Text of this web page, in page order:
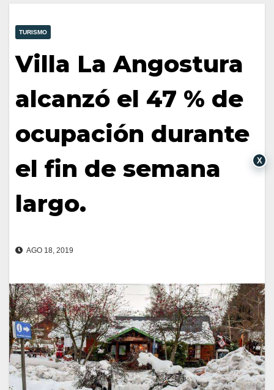
TURISMO
Villa La Angostura
alcanzó el 47 % de
ocupación durante
el fin de semana
largo.
AGO 18, 2019
X